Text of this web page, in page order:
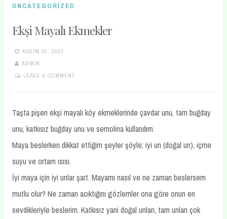
UNCATEGORIZED
Ekşi Mayalı Ekmekler
KASIM 20, 2023
ADMIN
LEAVE A COMMENT
Taşta pişen ekşi mayalı köy ekmeklerinde çavdar unu, tam buğday
unu, katkısız buğday unu ve semolina kullandım.
Maya beslerken dikkat ettiğim şeyler şöyle; iyi un (doğal un), içme
suyu ve ortam ısısı.
İyi maya için iyi unlar şart. Mayamı nasıl ve ne zaman beslersem
mutlu olur? Ne zaman acıktığını gözlemler ona göre onun en
sevdikleriyle beslerim. Katkısız yani doğal unları, tam unları çok